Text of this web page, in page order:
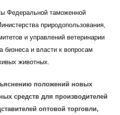
Федеральной таможенной
природопользования,
и управлений ветеринарии
бизнеса и власти к вопросам
животных.
положений новых
средств для производителей
оптовой торговли,